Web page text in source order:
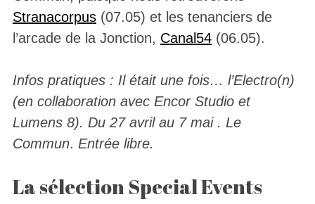
Stranacorpus(07.05) et les tenanciers de
l’arcade de la Jonction, Canal54(06.05).
Infos pratiques : Il était une fois… l’Electro(n)
(en collaboration avec Encor Studio et
Lumens 8). Du 27 avril au 7 mai . Le
Commun. Entrée libre.
La sélection Special Events